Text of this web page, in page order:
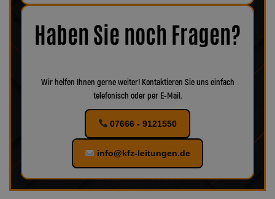
maximale Sicherheit zu gewährleisten.
Bei uns finden Sie
verschiedenes Zubehör für Ihr KFZ!
Haben Sie noch Fragen?
Wir helfen Ihnen gerne weiter! Kontaktieren Sie uns einfach
telefonisch oder per E-Mail.
07666 - 9121550
info@kfz-leitungen.de